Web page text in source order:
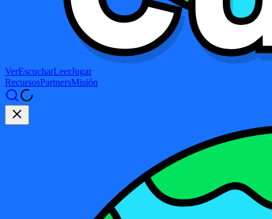
VerEscucharLeerJugar
RecursosPartnersMisión